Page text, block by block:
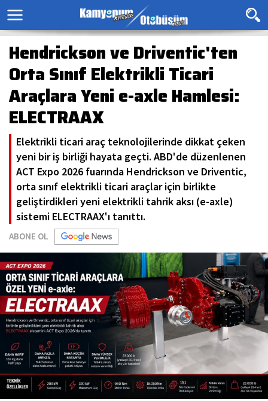
Hendrickson ve Driventic'ten
Orta Sınıf Elektrikli Ticari
Araçlara Yeni e-axle Hamlesi:
ELECTRAAX
Elektrikli ticari araç teknolojilerinde dikkat çeken
yeni bir iş birliği hayata geçti. ABD'de düzenlenen
ACT Expo 2026 fuarında Hendrickson ve Driventic,
orta sınıf elektrikli ticari araçlar için birlikte
geliştirdikleri yeni elektrikli tahrik aksı (e-axle)
sistemi ELECTRAAX'ı tanıttı.
ABONE OL